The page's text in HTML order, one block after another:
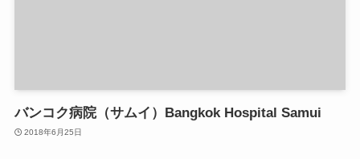
バンコク病院（サムイ）Bangkok Hospital Samui
2018年6月25日